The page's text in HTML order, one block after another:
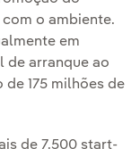
o ambiente.
em
de arranque ao
175 milhões de
de 7.500 start-